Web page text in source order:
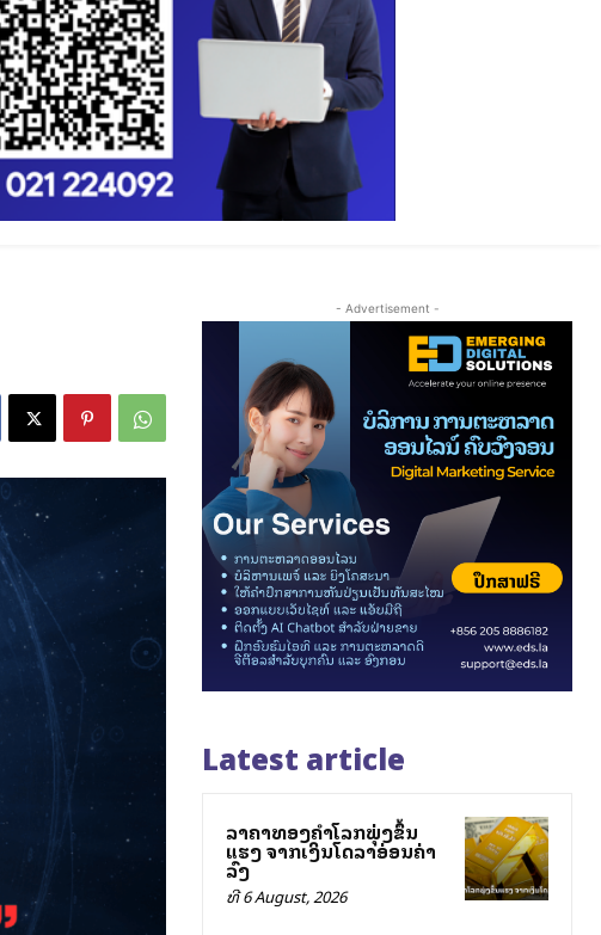
- Advertisement -
Latest article
ລາຄາທອງຄຳໂລກພຸ່ງຂຶ້ນ
ແຮງ ຈາກເງິນໂດລາອ່ອນຄ່າ
ລົງ
ທີ 6 August, 2026